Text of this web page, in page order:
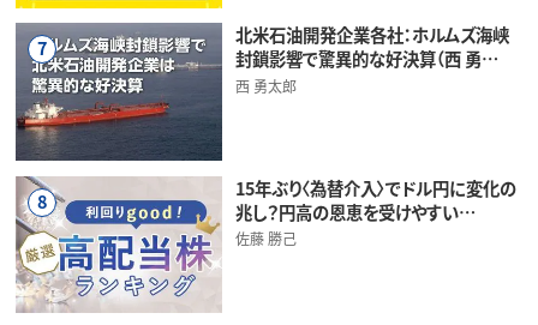
7
北米石油開発企業各社：ホルムズ海峡
封鎖影響で驚異的な好決算（西 勇…
西 勇太郎
8
15年ぶり〈為替介入〉でドル円に変化の
兆し？円高の恩恵を受けやすい…
佐藤 勝己